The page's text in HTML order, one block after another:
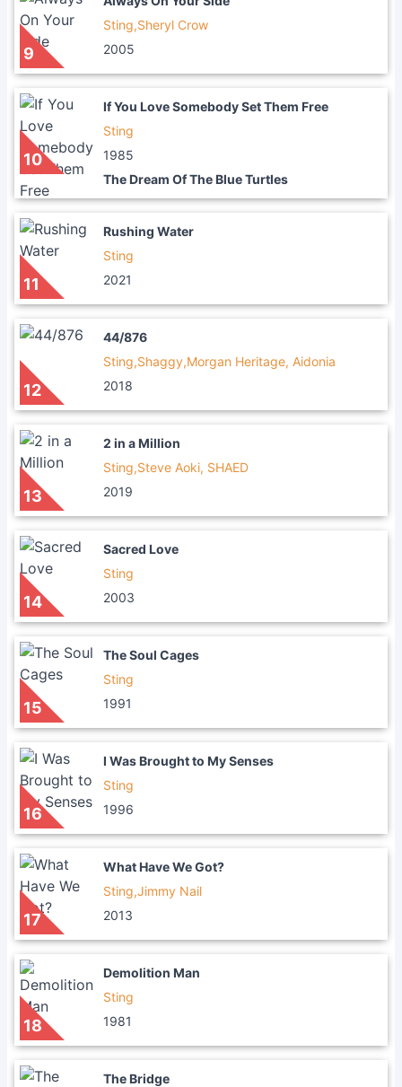
9
Sting,Sheryl Crow
2005
10
If You Love Somebody Set Them Free
Sting
1985
The Dream Of The Blue Turtles
11
Rushing Water
Sting
2021
12
44/876
Sting,Shaggy,Morgan Heritage, Aidonia
2018
13
2 in a Million
Sting,Steve Aoki, SHAED
2019
14
Sacred Love
Sting
2003
15
The Soul Cages
Sting
1991
16
I Was Brought to My Senses
Sting
1996
17
What Have We Got?
Sting,Jimmy Nail
2013
18
Demolition Man
Sting
1981
The Bridge